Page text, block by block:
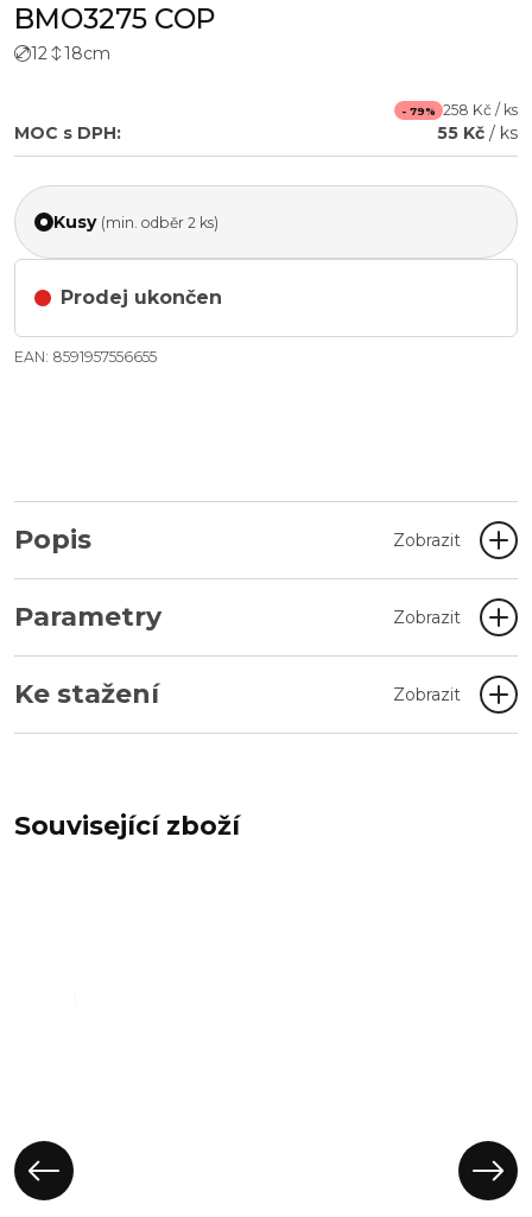
BMO3275 COP
12 18cm
- 79% 258 Kč / ks
MOC s DPH: 55 Kč / ks
Kusy (min. odběr 2 ks)
Prodej ukončen
EAN: 8591957556655
Popis Zobrazit
Parametry Zobrazit
Ke stažení Zobrazit
Související zboží
Obal